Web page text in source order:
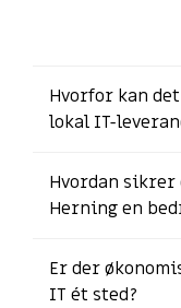
Hvorfor kan
lokal IT-
Hvordan
Herning en
Er der
IT ét sted?